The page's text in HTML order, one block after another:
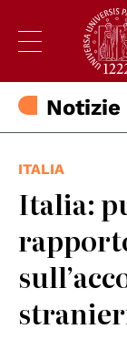
Notizie
ITALIA
Italia: